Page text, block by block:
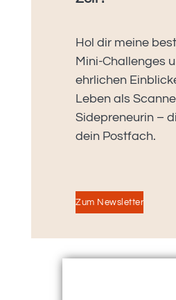
Hol dir meine
Mini-Challenges
ehrlichen
Leben als
Sidepreneurin –
dein Postfach.
Zum Newsletter